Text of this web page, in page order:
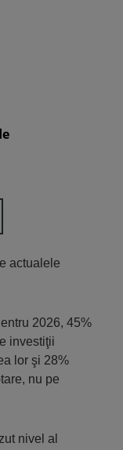
actualele
2026, 45%
investiţii
lor şi 28%
nu pe
nivel al